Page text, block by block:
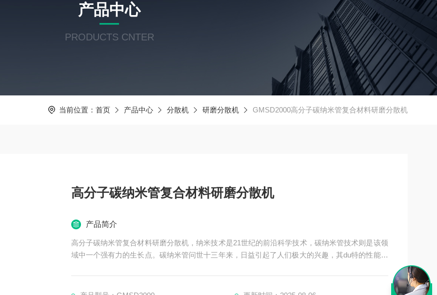
产品中心
PRODUCTS CNTER
当前位置： 首页 产品中心 分散机 研磨分散机 GMSD2000高分子碳纳米管复合材料研磨分散机
高分子碳纳米管复合材料研磨分散机
产品简介
高分子碳纳米管复合材料研磨分散机，纳米技术是21世纪的前沿科学技术，碳纳米管技术则是该领
域中一个强有力的生长点。碳纳米管问世十三年来，日益引起了人们极大的兴趣，其du特的性能正